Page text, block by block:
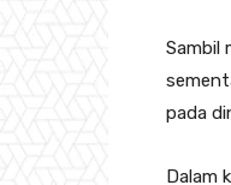
‎Sambil
pada
‎‎Dalam